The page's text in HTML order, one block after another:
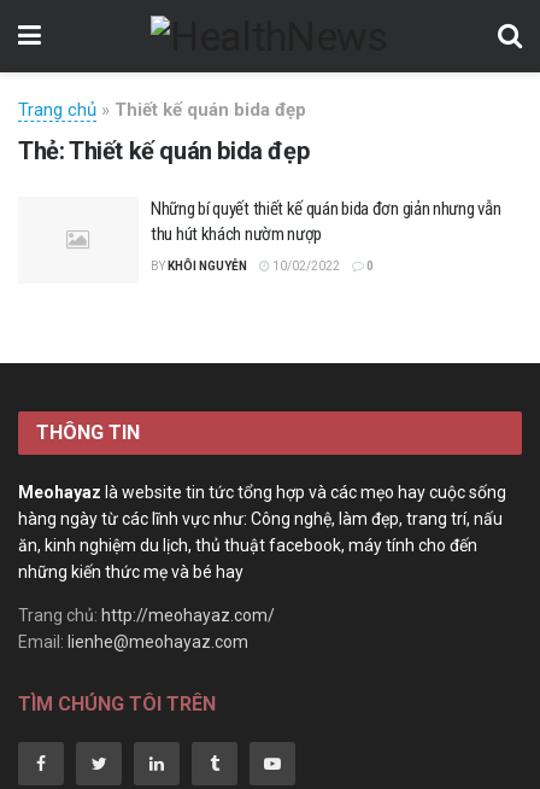
Trang chủ » Thiết kế quán bida đẹp
Thẻ:Thiết kế quán bida đẹp
Những bí quyết thiết kế quán bida đơn giản nhưng vẫn
thu hút khách nườm nượp
BY KHÔI NGUYỄN 10/02/2022 0
THÔNG TIN
Meohayaz là website tin tức tổng hợp và các mẹo hay cuộc sống
hàng ngày từ các lĩnh vực như: Công nghệ, làm đẹp, trang trí, nấu
ăn, kinh nghiệm du lịch, thủ thuật facebook, máy tính cho đến
những kiến thức mẹ và bé hay
Trang chủ: http://meohayaz.com/
Email: lienhe@meohayaz.com
TÌM CHÚNG TÔI TRÊN